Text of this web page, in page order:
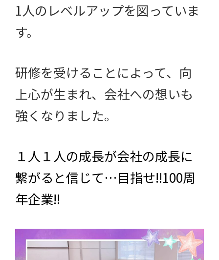
1人のレベルアップを図っていま
す。
研修を受けることによって、向
上心が生まれ、会社への想いも
強くなりました。
１人１人の成長が会社の成長に
繋がると信じて…目指せ!!100周
年企業!!